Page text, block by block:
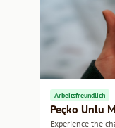
Arbeitsfreundlich
Peçko Unlu
Experience the